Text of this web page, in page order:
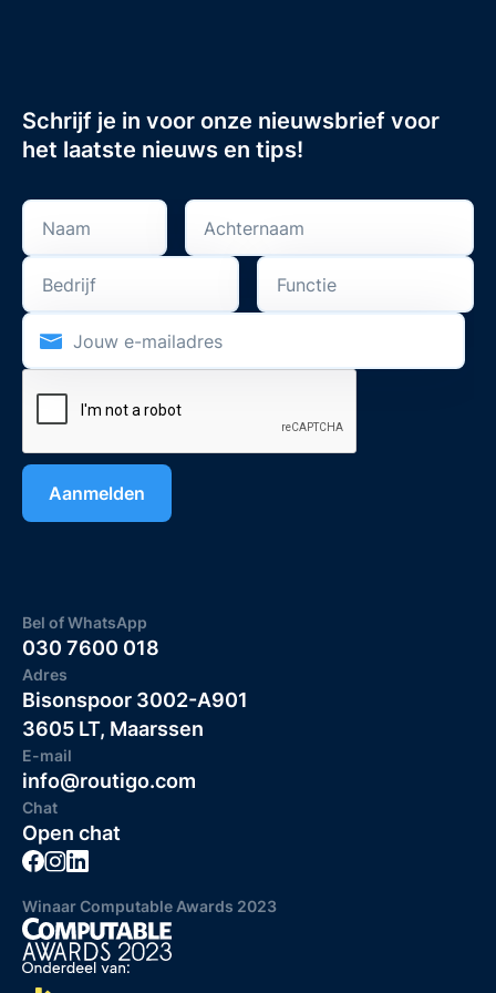
Schrijf je in voor onze nieuwsbrief voor
het laatste nieuws en tips!
Bel of WhatsApp
030 7600 018
Adres
Bisonspoor 3002-A901
3605 LT, Maarssen
E-mail
info@routigo.com
Chat
Open chat
Winaar Computable Awards 2023